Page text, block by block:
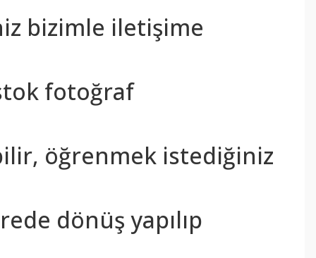
bizimle iletişime
fotoğraf
öğrenmek istediğiniz
dönüş yapılıp